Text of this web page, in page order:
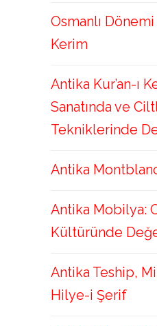
Osmanlı
Kerim
Antika Kur’an-ı
Sanatında ve
Tekniklerinde
Antika
Antika Mobilya:
Kültüründe
Antika Teship,
Hilye-i Şerif